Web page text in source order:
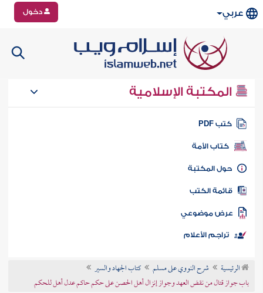
عربي دخول
المكتبة الإسلامية
كتب PDF
كتاب الأمة
المكتبة
الكتب
موضوعي
تراجم الأعلام
الرئيسية شرح النووي على مسلم
كتاب الجهاد والسير
باب جواز قتال من نقض العهد وجواز إنزال أهل الحصن على حكم حاكم عدل أهل للحكم